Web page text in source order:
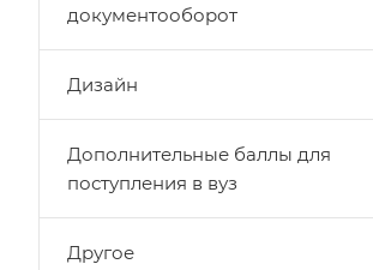
документооборот
Дизайн
Дополнительные баллы для
поступления в вуз
Другое